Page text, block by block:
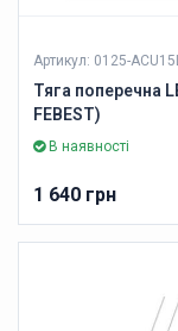
Артикул: 0125-
Тяга поперечна
FEBEST)
В наявності
1 640 грн